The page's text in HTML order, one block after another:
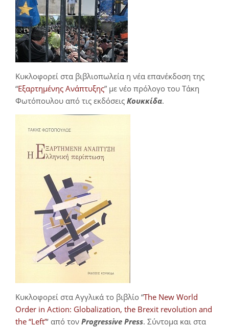
Κυκλοφορεί στα βιβλιοπωλεία η νέα επανέκδοση της
“Εξαρτημένης Ανάπτυξης” με νέο πρόλογο του Τάκη
Φωτόπουλου από τις εκδόσεις Κουκκίδα.
Κυκλοφορεί στα Αγγλικά το βιβλίο “The New World
Order in Action: Globalization, the Brexit revolution and
the “Left”‘ από τον Progressive Press. Σύντομα και στα